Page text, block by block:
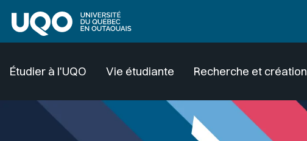
Étudier à l'UQO Vie étudiante Recherche et création